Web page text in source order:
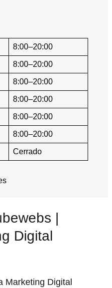
8:00–20:00
8:00–20:00
8:00–20:00
8:00–20:00
8:00–20:00
8:00–20:00
Cerrado
|
Digital
Marketing Digital